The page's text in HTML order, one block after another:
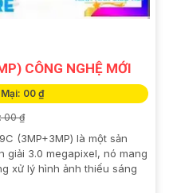
CÔNG NGHỆ MỚI
00 ₫
00 ₫
(3MP+3MP) là một sản
giải 3.0 megapixel, nó mang
xử lý hình ảnh thiếu sáng